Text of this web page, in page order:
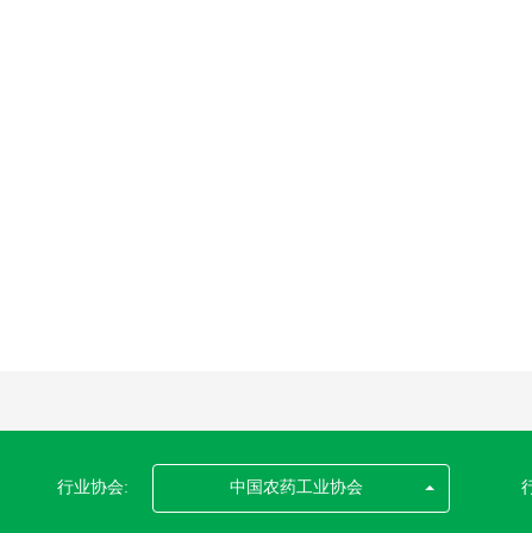
行业协会: 中国农药工业协会